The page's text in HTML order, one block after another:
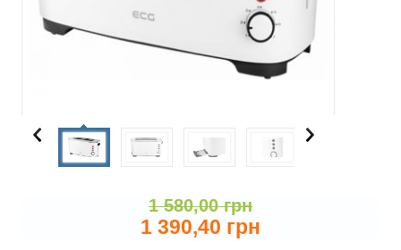
1 580,00 грн
1 390,40 грн